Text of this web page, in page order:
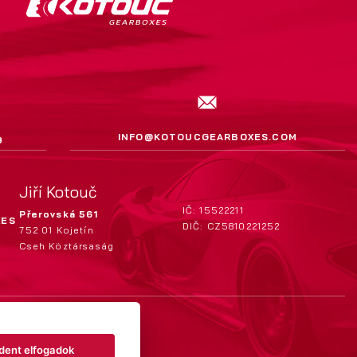
INFO@KOTOUCGEARBOXES.COM
Jiří Kotouč
Přerovská 561
752 01 Kojetín
Cseh Köztársaság
IČ: 15522211
DIČ: CZ5810221252
elfogadok